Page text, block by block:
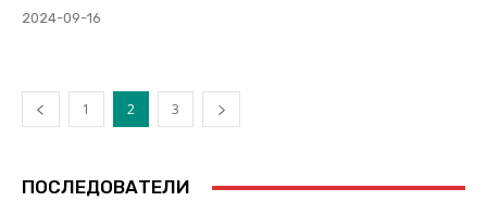
2024-09-16
1 2 3
ПОСЛЕДОВАТЕЛИ